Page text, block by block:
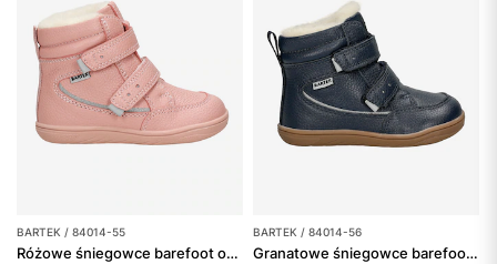
BARTEK / 84014-55
Różowe śniegowce barefoot ocieplane wełną BARTEK 84014-55
BARTEK / 84014-56
Granatowe śniegowce barefoot ocieplane wełną BARTEK 84014-56